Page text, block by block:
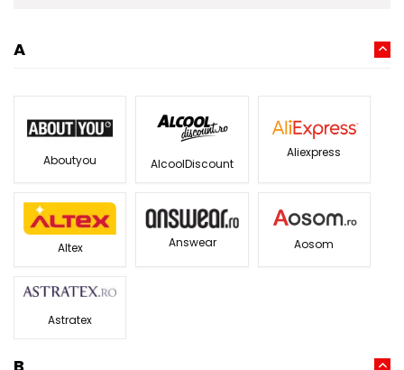
A
Aboutyou AlcoolDiscount
Aliexpress
Altex Answear Aosom
Astratex